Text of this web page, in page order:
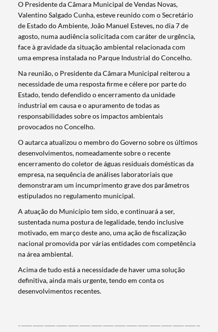
Termo de Pesquisa
O Presidente da Câmara Municipal de Vendas Novas,
Valentino Salgado Cunha, esteve reunido com o Secretário
de Estado do Ambiente, João Manuel Esteves, no dia 7 de
agosto, numa audiência solicitada com caráter de urgência,
face à gravidade da situação ambiental relacionada com
uma empresa instalada no Parque Industrial do Concelho.
Na reunião, o Presidente da Câmara Municipal reiterou a
necessidade de uma resposta firme e célere por parte do
Estado, tendo defendido o encerramento da unidade
industrial em causa e o apuramento de todas as
responsabilidades sobre os impactos ambientais
provocados no Concelho.
O autarca atualizou o membro do Governo sobre os últimos
desenvolvimentos, nomeadamente sobre o recente
encerramento do coletor de águas residuais domésticas da
empresa, na sequência de análises laboratoriais que
demonstraram um incumprimento grave dos parâmetros
estipulados no regulamento municipal.
A atuação do Município tem sido, e continuará a ser,
sustentada numa postura de legalidade, tendo inclusive
motivado, em março deste ano, uma ação de fiscalização
nacional promovida por várias entidades com competência
na área ambiental.
Acima de tudo está a necessidade de haver uma solução
definitiva, ainda mais urgente, tendo em conta os
desenvolvimentos recentes.